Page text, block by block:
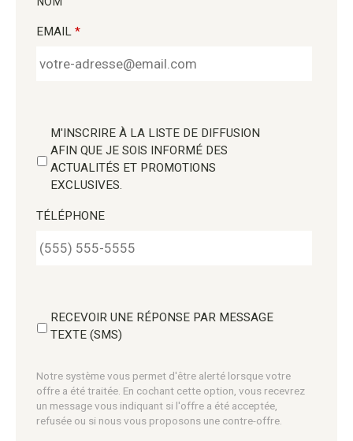
EMAIL *
M'INSCRIRE À LA LISTE DE DIFFUSION
AFIN QUE JE SOIS INFORMÉ DES
ACTUALITÉS ET PROMOTIONS
EXCLUSIVES.
TÉLÉPHONE
RECEVOIR UNE RÉPONSE PAR MESSAGE
TEXTE (SMS)
Notre système vous permet d'être alerté lorsque votre
offre a été traitée. En cochant cette option, vous recevrez
un message vous indiquant si l'offre a été acceptée,
refusée ou si nous vous proposons une contre-offre.